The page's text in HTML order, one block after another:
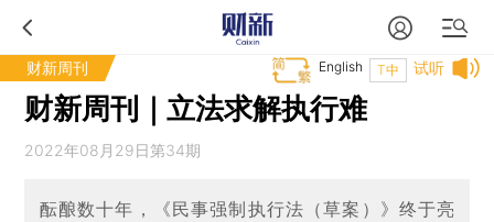
财新周刊 试听
T中
English
财新周刊｜立法求解执行难
2022年08月29日第34期
酝酿数十年，《民事强制执行法（草案）》终于亮